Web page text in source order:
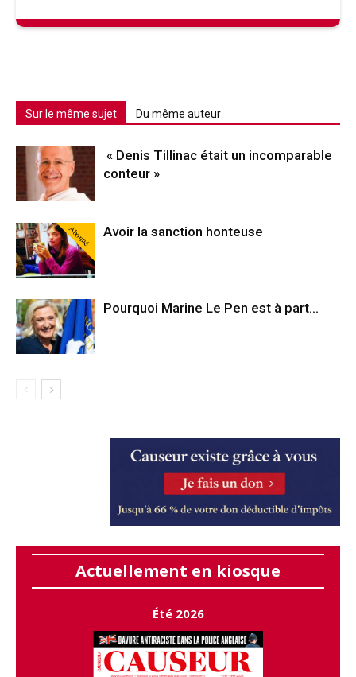
Sur le même sujet Du même auteur
« Denis Tillinac était un incomparable
conteur »
Abonné Avoir la sanction honteuse
Pourquoi Marine Le Pen est à part…
Actuellement en kiosque
Été 2026